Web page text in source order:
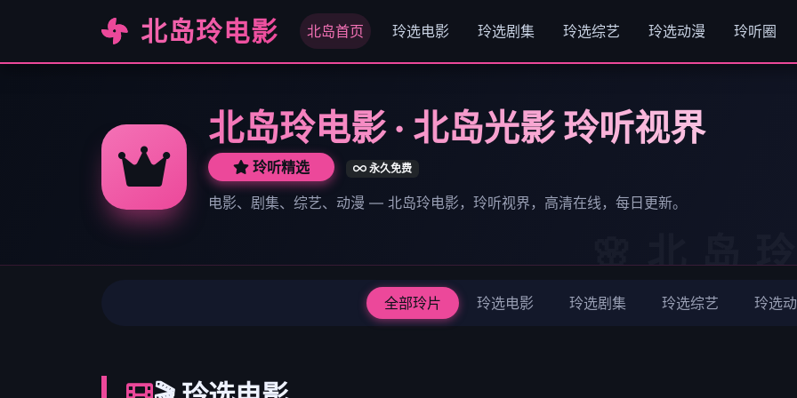
北岛玲电影 北岛首页 玲选电影 玲选剧集 玲选综艺 玲选动漫 玲听圈
北岛玲电影 · 北岛光影 玲听视界
玲听精选 永久免费
电影、剧集、综艺、动漫 — 北岛玲电影，玲听视界，高清在线，每日更新。
全部玲片 玲选电影 玲选剧集 玲选综艺 玲选